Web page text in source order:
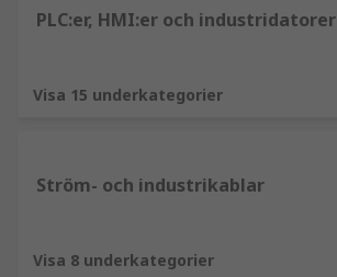
PLC:er, HMI:er och industridatorer
Visa 15 underkategorier
Ström- och industrikablar
Visa 8 underkategorier